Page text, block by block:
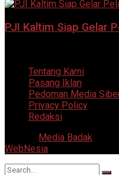
PJI Kaltim Siap Gelar
Tentang Kami
Pasang Iklan
Pedoman Media
Privacy Policy
Redaksi
Media Badak
WebNesia